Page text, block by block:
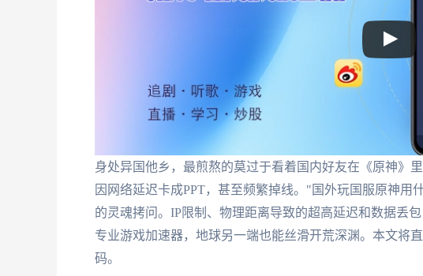
身处异国他乡，最煎熬的莫过于看着国内好友在《原神》
因网络延迟卡成PPT，甚至频繁掉线。"国外玩国服原神用
的灵魂拷问。IP限制、物理距离导致的超高延迟和数据丢
专业游戏加速器，地球另一端也能丝滑开荒深渊。本文将
码。